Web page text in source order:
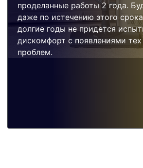
проделанные работы 2 года.
даже по истечению этого
долгие годы не придется
дискомфорт с появлениями
проблем.